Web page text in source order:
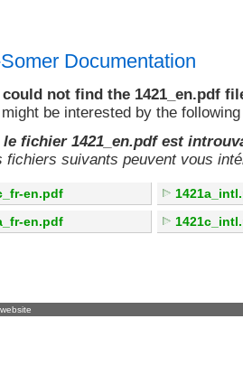
Documentation
not find the 1421_en.pdf
be interested by the
le fichier 1421_en.pdf est
fichiers suivants peuvent vous
en.pdf
en.pdf